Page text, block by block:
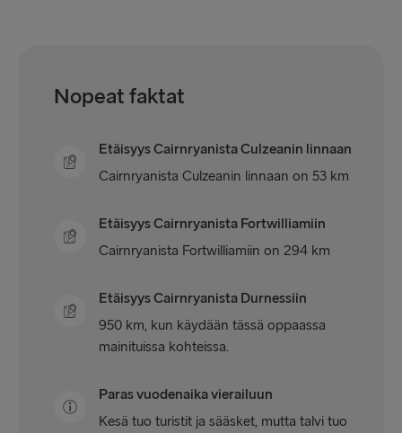
Nopeat faktat
Etäisyys Cairnryanista Culzeanin linnaan
Cairnryanista Culzeanin linnaan on 53 km
Etäisyys Cairnryanista Fortwilliamiin
Cairnryanista Fortwilliamiin on 294 km
Etäisyys Cairnryanista Durnessiin
950 km, kun käydään tässä oppaassa
mainituissa kohteissa.
Paras vuodenaika vierailuun
Kesä tuo turistit ja sääsket, mutta talvi tuo